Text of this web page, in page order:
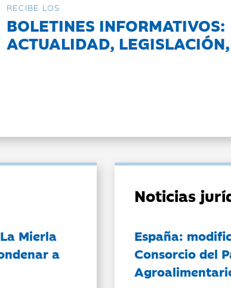
RECIBE LOS
BOLETINES INFORMATIVOS:
ACTUALIDAD,
Mierla
a
Noticias
España:
Consorcio del